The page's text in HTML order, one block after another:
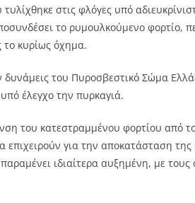
τυλίχθηκε στις φλόγες υπό
το ρυμουλκούμενο φορτίο,
το κυρίως όχημα.
του Πυροσβεστικό Σώμα
έλεγχο την πυρκαγιά.
του κατεστραμμένου φορτίου από
επιχειρούν για την αποκατάσταση
ιδιαίτερα αυξημένη, με